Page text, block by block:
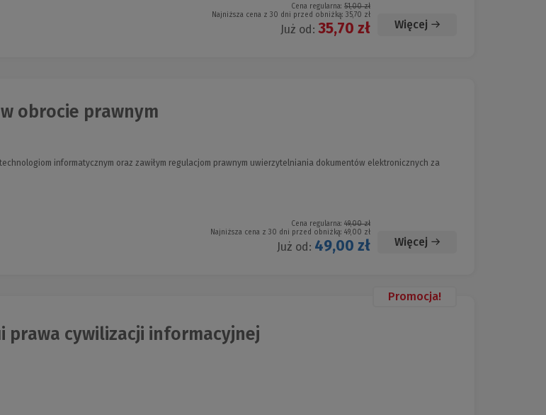
Cena regularna: 51,00 zł
Najniższa cena z 30 dni przed obniżką: 35,70 zł
Już od: 35,70 zł Więcej
obrocie prawnym
informatycznym oraz zawiłym regulacjom prawnym uwierzytelniania dokumentów elektronicznych za
Cena regularna: 49,00 zł
Najniższa cena z 30 dni przed obniżką: 49,00 zł
Już od: 49,00 zł Więcej
Promocja!
prawa cywilizacji informacyjnej